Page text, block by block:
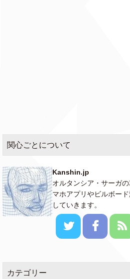
関心ごとについて
Kanshin.jp
オルタンシア・サーガ
マホアプリやビルボー
していきます。
カテゴリー